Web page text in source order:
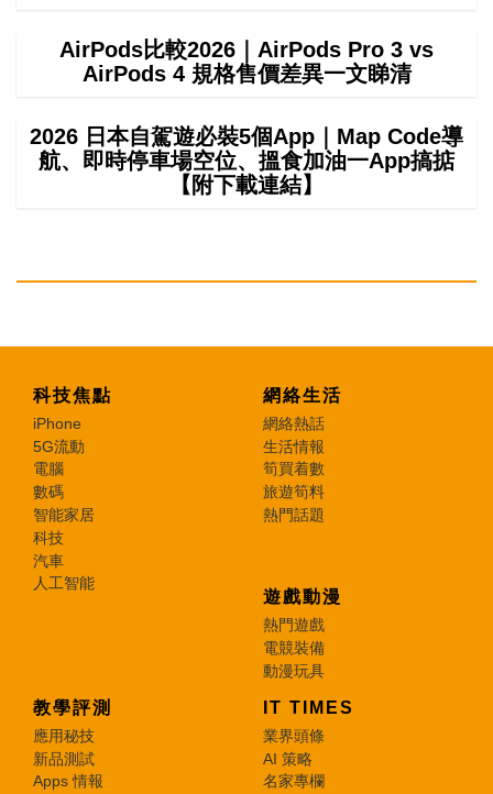
AirPods比較2026｜AirPods Pro 3 vs
AirPods 4 規格售價差異一文睇清
2026 日本自駕遊必裝5個App｜Map Code導
航、即時停車場空位、搵食加油一App搞掂
【附下載連結】
科技焦點
iPhone
5G流動
電腦
數碼
智能家居
科技
汽車
人工智能
網絡生活
網絡熱話
生活情報
筍買着數
旅遊筍料
熱門話題
遊戲動漫
熱門遊戲
電競裝備
動漫玩具
教學評測
應用秘技
新品測試
Apps 情報
IT TIMES
業界頭條
AI 策略
名家專欄